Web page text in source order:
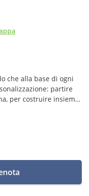
che alla base di ogni
partire
per costruire insieme